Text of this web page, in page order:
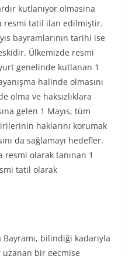
kutlanıyor olmasına
resmi tatil ilan edilmiştir.
bayramlarının tarihi ise
Ülkemizde resmi
genelinde kutlanan 1
halinde olmasını
olma ve haksızlıklara
gelen 1 Mayıs, tüm
haklarını korumak
da sağlamayı hedefler.
resmi olarak tanınan 1
tatil olarak
Bayramı, bilindiği kadarıyla
uzanan bir geçmişe